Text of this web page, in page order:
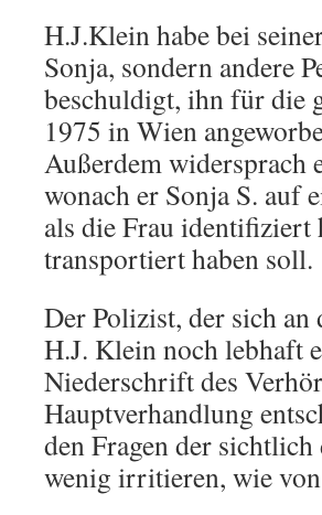
H.J.Klein habe bei
Sonja, sondern andere
beschuldigt, ihn für die
1975 in Wien
Außerdem widersprach
wonach er Sonja S. auf
als die Frau identifiziert
transportiert haben soll.
Der Polizist, der sich an
H.J. Klein noch lebhaft
Niederschrift des
Hauptverhandlung
den Fragen der
wenig irritieren, wie von